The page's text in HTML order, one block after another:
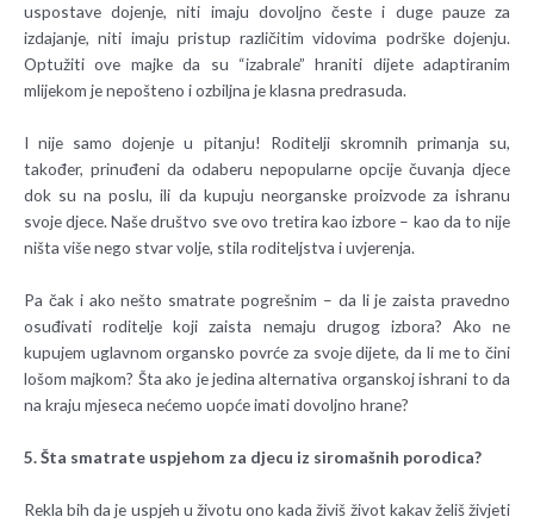
uspostave dojenje, niti imaju dovoljno česte i duge pauze za
izdajanje, niti imaju pristup različitim vidovima podrške dojenju.
Optužiti ove majke da su “izabrale” hraniti dijete adaptiranim
mlijekom je nepošteno i ozbiljna je klasna predrasuda.
I nije samo dojenje u pitanju! Roditelji skromnih primanja su,
također, prinuđeni da odaberu nepopularne opcije čuvanja djece
dok su na poslu, ili da kupuju neorganske proizvode za ishranu
svoje djece. Naše društvo sve ovo tretira kao izbore – kao da to nije
ništa više nego stvar volje, stila roditeljstva i uvjerenja.
Pa čak i ako nešto smatrate pogrešnim – da li je zaista pravedno
osuđivati roditelje koji zaista nemaju drugog izbora? Ako ne
kupujem uglavnom organsko povrće za svoje dijete, da li me to čini
lošom majkom? Šta ako je jedina alternativa organskoj ishrani to da
na kraju mjeseca nećemo uopće imati dovoljno hrane?
5. Šta smatrate uspjehom za djecu iz siromašnih porodica?
Rekla bih da je uspjeh u životu ono kada živiš život kakav želiš živjeti